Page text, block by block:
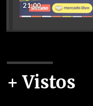
21:00
+ Vistos